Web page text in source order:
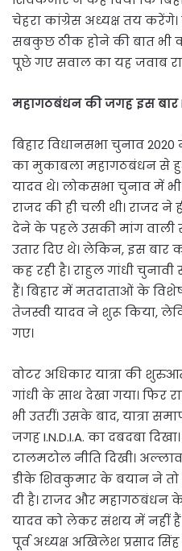
चेहरा कांग्रेस अध्यक्ष तय
सबकुछ ठीक होने की बात
पूछे गए सवाल का यह जवाब
महागठबंधन की जगह इस बार
बिहार विधानसभा चुनाव
का मुकाबला महागठबंधन से
यादव थे। लोकसभा चुनाव में
राजद की ही चली थी। राजद ने
देने के पहले उसकी मांग वाली
उतार दिए थे। लेकिन, इस बार
कह रही है। राहुल गांधी
हैं। बिहार में मतदाताओं के
तेजस्वी यादव ने शुरू किया,
गए।
वोटर अधिकार यात्रा की
गांधी के साथ देखा गया। फिर
भी उतरीं। उसके बाद, यात्रा
जगह I.N.D.I.A. का दबदबा
टालमटोल नीति दिखी।
डीके शिवकुमार के बयान ने
दी है। राजद और महागठबंधन
यादव को लेकर संशय में नहीं
पूर्व अध्यक्ष अखिलेश प्रसाद